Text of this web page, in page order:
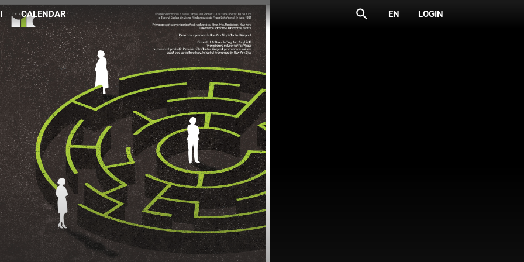
CALENDAR search EN LOGIN